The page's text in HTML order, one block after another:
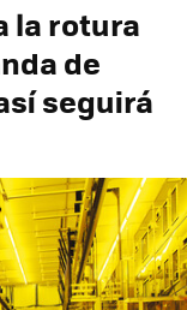
la rotura
de
seguirá